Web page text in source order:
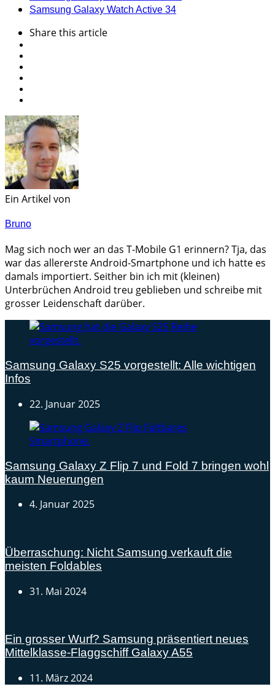
Samsung Galaxy Watch Active 34
Sharethis article
Ein Artikel von
Bruno
Mag sich noch wer an das T-Mobile G1 erinnern? Tja, das
war das allererste Android-Smartphone und ich hatte es
damals importiert. Seither bin ich mit (kleinen)
Unterbrüchen Android treu geblieben und schreibe mit
grosser Leidenschaft darüber.
Samsung Galaxy S25 vorgestellt: Alle wichtigen
Infos
22. Januar 2025
Samsung Galaxy Z Flip 7 und Fold 7 bringen wohl
kaum Neuerungen
4. Januar 2025
Überraschung: Nicht Samsung verkauft die
meisten Foldables
31. Mai 2024
Ein grosser Wurf? Samsung präsentiert neues
Mittelklasse-Flaggschiff Galaxy A55
11. März 2024